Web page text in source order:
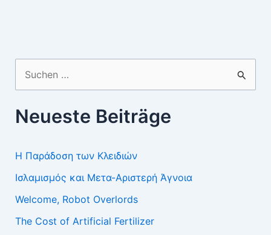
Suchen
nach:
Neueste Beiträge
Η Παράδοση των Κλειδιών
Ισλαμισμός και Μετα-Αριστερή Άγνοια
Welcome, Robot Overlords
The Cost of Artificial Fertilizer